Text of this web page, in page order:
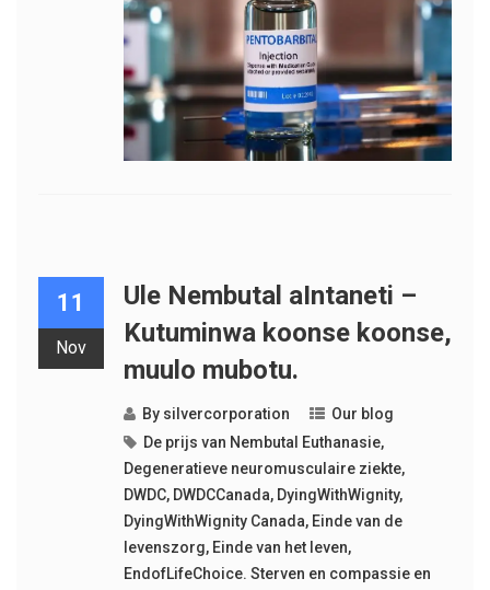
11
Nov
Ule Nembutal aIntaneti –
Kutuminwa koonse koonse,
muulo mubotu.
By silvercorporation
Our blog
De prijs van Nembutal Euthanasie,
Degeneratieve neuromusculaire ziekte,
DWDC, DWDCCanada, DyingWithWignity,
DyingWithWignity Canada, Einde van de
levenszorg, Einde van het leven,
EndofLifeChoice. Sterven en compassie en